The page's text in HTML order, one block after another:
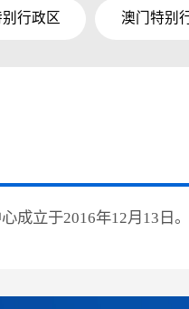
行政区 澳门特别
成立于2016年12月13日。